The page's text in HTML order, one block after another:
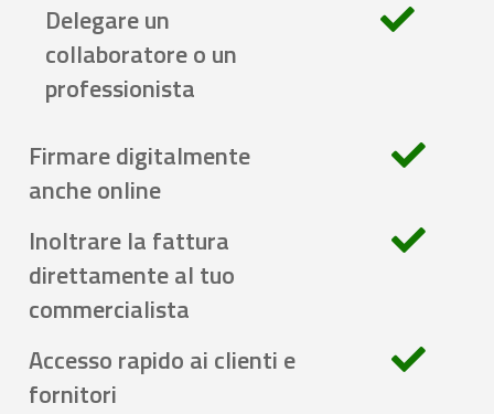
Delegare un
collaboratore o un
professionista
Firmare digitalmente
anche online
Inoltrare la fattura
direttamente al tuo
commercialista
Accesso rapido ai clienti e
fornitori